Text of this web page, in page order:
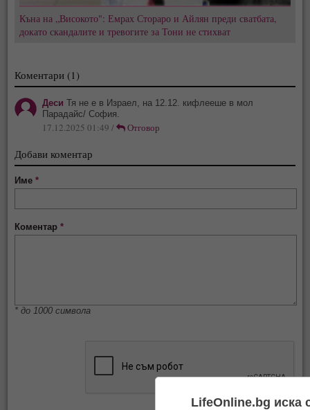
Къна на „Високото": Емрах Стораро и Айлян преди сватбата,
докато скандалите и тревогите за Тони не стихват
Коментари (1)
Деси Тя не е в Израел, на 12.12. кифлееше в мол
Парадайс/ София.
17.12.2025 01:49 / Отговор
Добави коментар
Име*
Коментар*
* до 1000 символа
LifeOnline.bg иска